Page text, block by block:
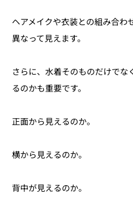
ヘアメイクや衣装との組み合わ
異なって見えます。
さらに、水着そのものだけで
るのかも重要です。
正面から見えるのか。
横から見えるのか。
背中が見えるのか。